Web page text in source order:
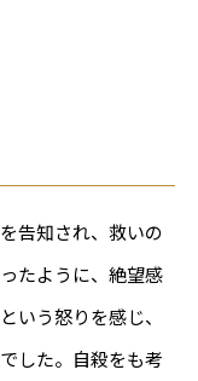
告知され、救いの
たように、絶望感
いう怒りを感じ、
した。自殺をも考